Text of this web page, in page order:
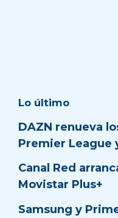
Lo último
DAZN renueva
Premier League
Canal Red
Movistar Plus+
Samsung y